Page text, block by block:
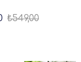
₺549,00